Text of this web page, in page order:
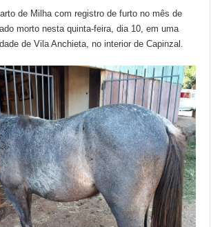
de Milha com registro de furto no mês de
morto nesta quinta-feira, dia 10, em uma
de Vila Anchieta, no interior de Capinzal.